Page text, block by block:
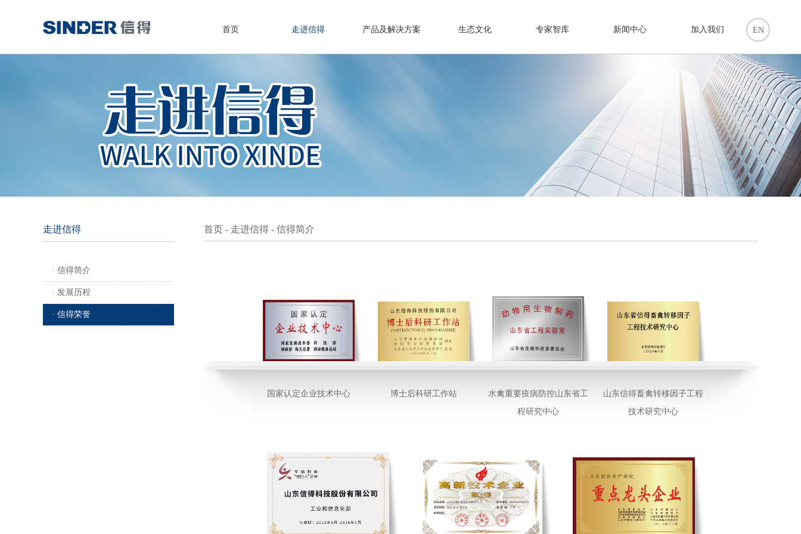
EN
首页 走进信得 产品及解决方案 生态文化 专家智库 新闻中心 加入我们
走进信得
· 信得简介
· 发展历程
· 信得荣誉
首页 - 走进信得 - 信得简介
国家认定企业技术中心 博士后科研工作站
水禽重要疫病防控山东省工
程研究中心
山东信得畜禽转移因子工程
技术研究中心